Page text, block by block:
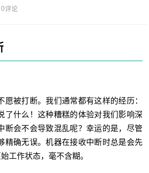
评论
被打断。我们通常都有这样的经历：
了什么！这种糟糕的体验对我们影响深
断会不会导致混乱呢？幸运的是，尽管
精确无误。机器在接收中断时总是会先
工作状态，毫不含糊。